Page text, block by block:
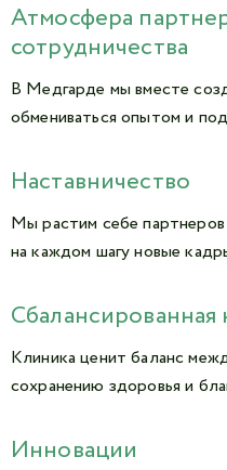
Атмосфера
сотрудничества
В Медгарде мы вместе
обмениваться опытом и
Наставничество
Мы растим себе
на каждом шагу новые
Сбалансированная
Клиника ценит баланс
сохранению здоровья и
Инновации